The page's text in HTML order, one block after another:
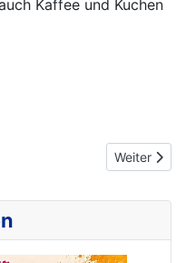
Kaffee und Kuchen
- ´s war doll Nächster
Weiter